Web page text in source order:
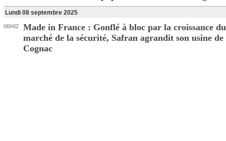
Lundi 08 septembre 2025
06h02
Made in France : Gonflé à bloc par la croissance du
marché de la sécurité, Safran agrandit son usine de
Cognac